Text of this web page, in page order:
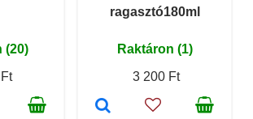
(20)
ragasztó180ml
Raktáron (1)
3 200 Ft